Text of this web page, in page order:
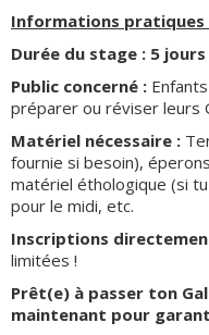
Informations pratiques
Durée du stage : 5 jours
Public concerné :
préparer ou réviser leurs
Matériel nécessaire :
fournie si besoin),
matériel éthologique (si
pour le midi, etc.
Inscriptions
limitées !
Prêt(e) à passer ton
maintenant pour